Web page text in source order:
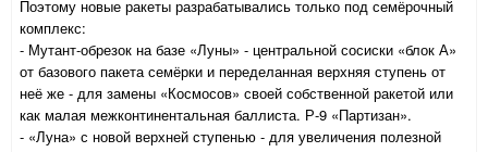
Поэтому новые ракеты разрабатывались только под семёрочный
комплекс:
- Мутант-обрезок на базе «Луны» - центральной сосиски «блок А»
от базового пакета семёрки и переделанная верхняя ступень от
неё же - для замены «Космосов» своей собственной ракетой или
как малая межконтинентальная баллиста. Р-9 «Партизан».
- «Луна» с новой верхней ступенью - для увеличения полезной